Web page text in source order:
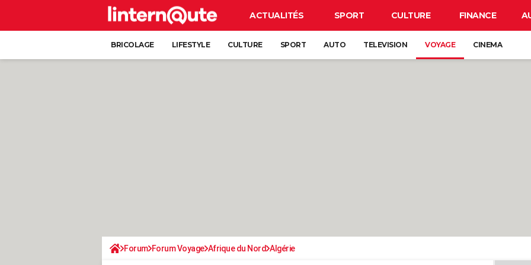
ACTUALITÉS SPORT CULTURE FINANCE
BRICOLAGE LIFESTYLE CULTURE SPORT AUTO TELEVISION VOYAGE CINEMA
Forum Forum Voyage Afrique du Nord Algérie